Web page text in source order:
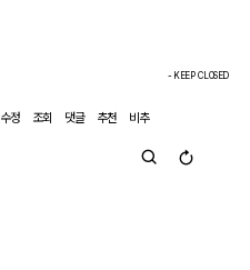
- KEEP CLOSED
수정 조회 댓글 추천 비추